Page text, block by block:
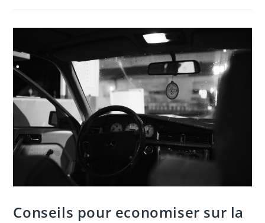
La
Difference
Un
VTC
Et
Un
VTT
Electrique
En
Kilometres
Conseils pour economiser sur la